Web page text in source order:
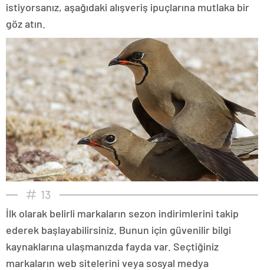
istiyorsanız, aşağıdaki alışveriş ipuçlarına mutlaka bir
göz atın.
13
İlk olarak belirli markaların sezon indirimlerini takip
ederek başlayabilirsiniz. Bunun için güvenilir bilgi
kaynaklarına ulaşmanızda fayda var. Seçtiğiniz
markaların web sitelerini veya sosyal medya